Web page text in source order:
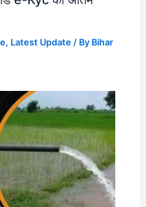
, Latest Update / By Bihar